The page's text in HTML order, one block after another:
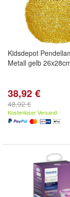
Kidsdepot
Metall gelb
38,92 €
48,92 €
Kostenloser Versand